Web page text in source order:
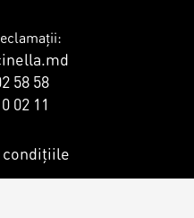
58 58
02 11